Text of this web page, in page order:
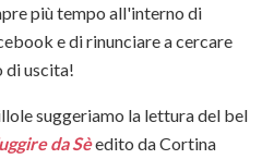
più tempo all'interno di
e di rinunciare a cercare
di uscita!
suggeriamo la lettura del bel
da Sèedito da Cortina